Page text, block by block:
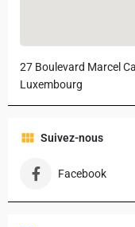
27 Boulevard Marcel
Luxembourg
Suivez-nous
Facebook